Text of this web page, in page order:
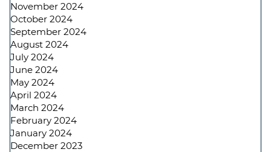
November 2024
October 2024
September 2024
August 2024
July 2024
June 2024
May 2024
April 2024
March 2024
February 2024
January 2024
December 2023